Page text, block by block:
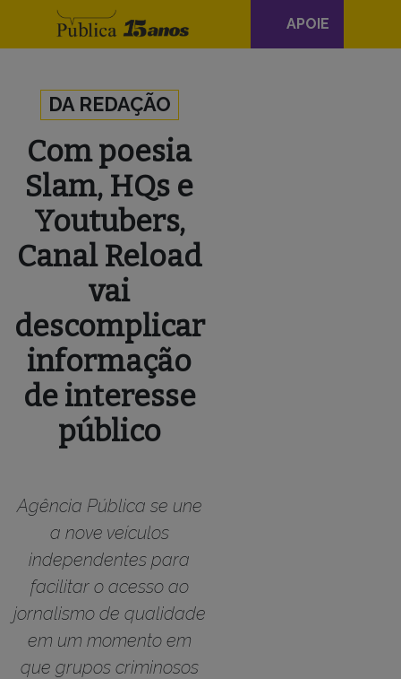
Navegação
principal
APOIE
DA REDAÇÃO
Com poesia
Slam, HQs e
Youtubers,
Canal Reload
vai
descomplicar
informação
de interesse
público
Agência Pública se une
a nove veículos
independentes para
facilitar o acesso ao
jornalismo de qualidade
em um momento em
que grupos criminosos